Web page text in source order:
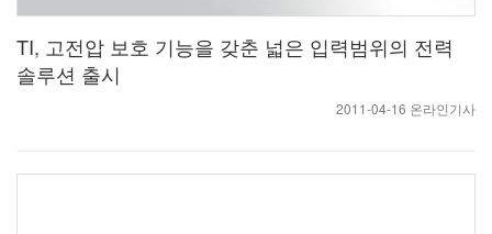
TI, 고전압 보호 기능을 갖춘 넓은 입력범위의 전력
솔루션 출시
2011-04-16 온라인기사